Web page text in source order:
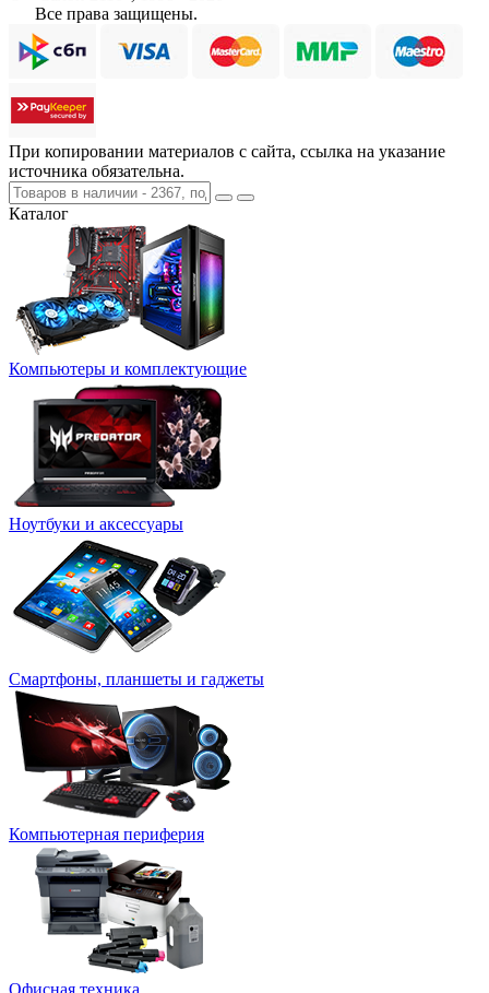
Все права защищены.
При копировании материалов с сайта, ссылка на указание
источника обязательна.
Каталог
Компьютеры и комплектующие
Ноутбуки и аксессуары
Смартфоны, планшеты и гаджеты
Компьютерная периферия
Офисная техника